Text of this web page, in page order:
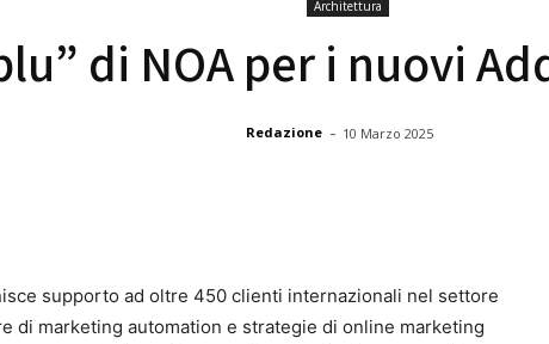
Architettura
di NOA per i nuovi
Redazione - 10 Marzo 2025
supporto ad oltre 450 clienti internazionali nel settore
di marketing automation e strategie di online marketing